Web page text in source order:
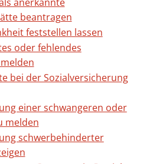
beantragen
feststellen lassen
oder fehlendes
bei der Sozialversicherung
einer schwangeren oder
melden
schwerbehinderter